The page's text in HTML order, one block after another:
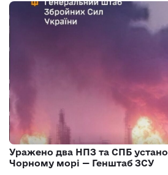
Уражено два НПЗ та СПБ
Чорному морі — Генштаб ЗСУ